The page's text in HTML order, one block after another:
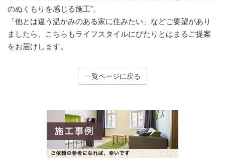
のぬくもりを感じる施工”。
「他とは違う温かみのある家に住みたい」などご要望があり
ましたら、こちらもライフスタイルにぴたりとはまるご提案
をお届けします。
一覧ページに戻る